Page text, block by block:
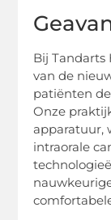
Bij
van de
patiënten
Onze
apparatuur,
intraorale